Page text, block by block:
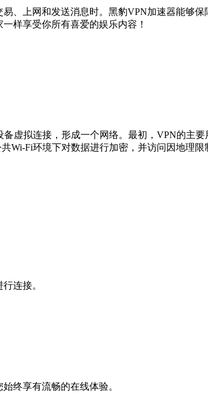
、上网和发送消息时。黑豹VPN加速器能够
样享受你所有喜爱的娱乐内容！
虚拟连接，形成一个网络。最初，VPN的主
Fi环境下对数据进行加密，并访问因地理限
连接。
终享有流畅的在线体验。